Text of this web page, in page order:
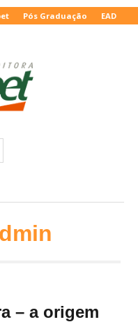
Pós Graduação
EAD
– a origem